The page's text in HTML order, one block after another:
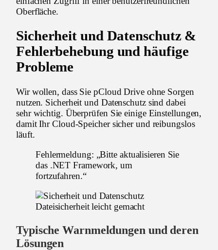
Oberfläche.
Sicherheit und Datenschutz &
Fehlerbehebung und häufige
Probleme
Wir wollen, dass Sie pCloud Drive ohne Sorgen
nutzen. Sicherheit und Datenschutz sind dabei
sehr wichtig. Überprüfen Sie einige Einstellungen,
damit Ihr Cloud-Speicher sicher und reibungslos
läuft.
Fehlermeldung: „Bitte aktualisieren Sie
das .NET Framework, um
fortzufahren.“
Dateisicherheit leicht gemacht
Typische Warnmeldungen und deren
Lösungen